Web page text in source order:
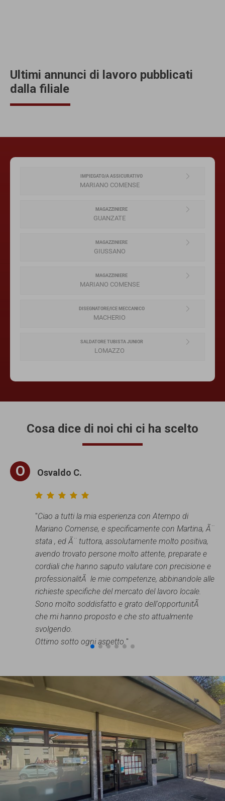
Ultimi annunci di lavoro pubblicati
dalla filiale
Cosa dice di noi chi ci ha scelto
O Osvaldo C.
"Ciao a tutti la mia esperienza con Atempo di
Mariano Comense, e specificamente con Martina, Ã¨
stata , ed Ã¨ tuttora, assolutamente molto positiva,
avendo trovato persone molto attente, preparate e
cordiali che hanno saputo valutare con precisione e
professionalitÃ le mie competenze, abbinandole alle
richieste specifiche del mercato del lavoro locale.
Sono molto soddisfatto e grato dell'opportunitÃ
che mi hanno proposto e che sto attualmente
svolgendo.
Ottimo sotto ogni aspetto."